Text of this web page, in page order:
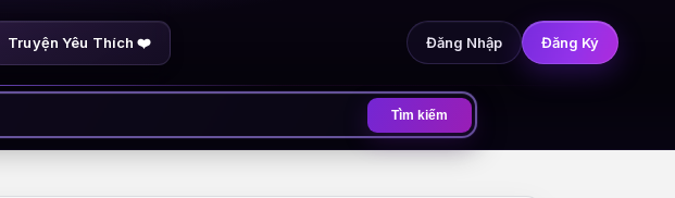
Truyện Yêu Thích ❤️ Đăng Nhập Đăng Ký
Tìm kiếm